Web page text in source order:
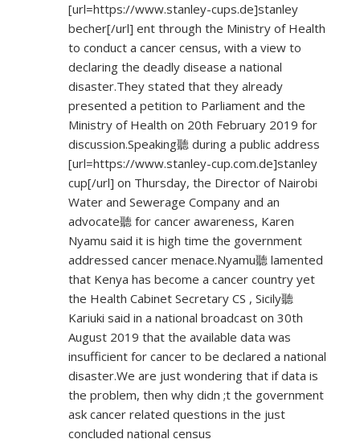
[url=https://www.stanley-cups.de]stanley
becher[/url] ent through the Ministry of Health
to conduct a cancer census, with a view to
declaring the deadly disease a national
disaster.They stated that they already
presented a petition to Parliament and the
Ministry of Health on 20th February 2019 for
discussion.Speaking聽 during a public address
[url=https://www.stanley-cup.com.de]stanley
cup[/url] on Thursday, the Director of Nairobi
Water and Sewerage Company and an
advocate聽 for cancer awareness, Karen
Nyamu said it is high time the government
addressed cancer menace.Nyamu聽 lamented
that Kenya has become a cancer country yet
the Health Cabinet Secretary CS , Sicily聽
Kariuki said in a national broadcast on 30th
August 2019 that the available data was
insufficient for cancer to be declared a national
disaster.We are just wondering that if data is
the problem, then why didn ;t the government
ask cancer related questions in the just
concluded national census